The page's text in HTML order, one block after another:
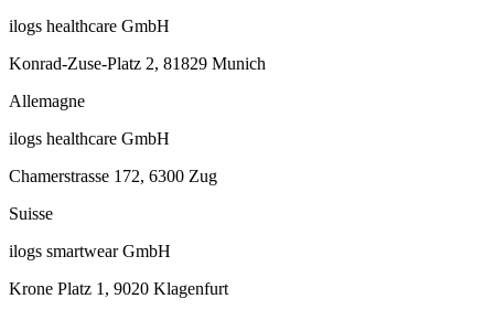
ilogs healthcare GmbH
Konrad-Zuse-Platz 2, 81829 Munich
Allemagne
ilogs healthcare GmbH
Chamerstrasse 172, 6300 Zug
Suisse
ilogs smartwear GmbH
Krone Platz 1, 9020 Klagenfurt